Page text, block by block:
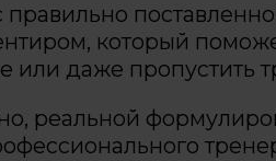
который
или даже пропустить
реальной